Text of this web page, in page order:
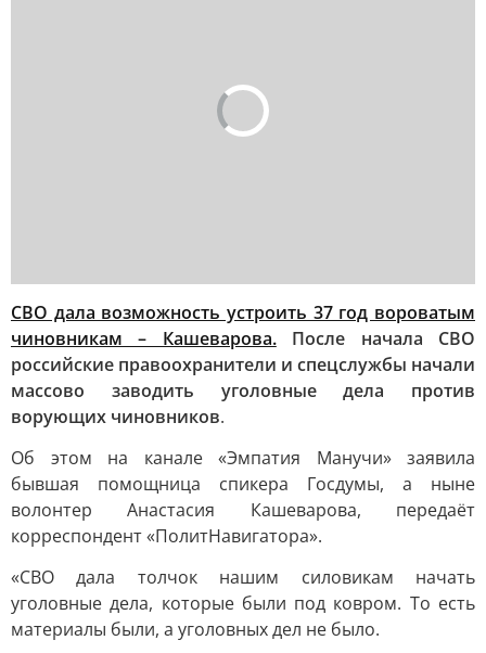
СВО дала возможность устроить 37 год вороватым
чиновникам – Кашеварова.После начала СВО
российские правоохранители и спецслужбы начали
массово заводить уголовные дела против
ворующих чиновников.
Об этом на канале «Эмпатия Манучи» заявила
бывшая помощница спикера Госдумы, а ныне
волонтер Анастасия Кашеварова, передаёт
корреспондент «ПолитНавигатора».
«СВО дала толчок нашим силовикам начать
уголовные дела, которые были под ковром. То есть
материалы были, а уголовных дел не было.